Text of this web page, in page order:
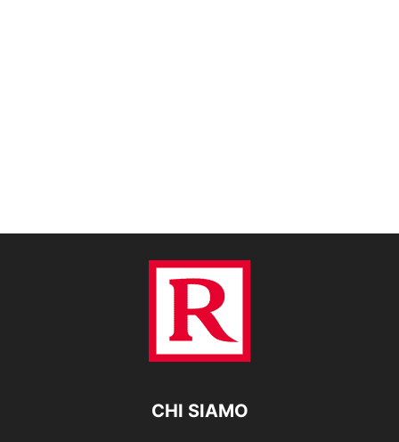
CHI SIAMO